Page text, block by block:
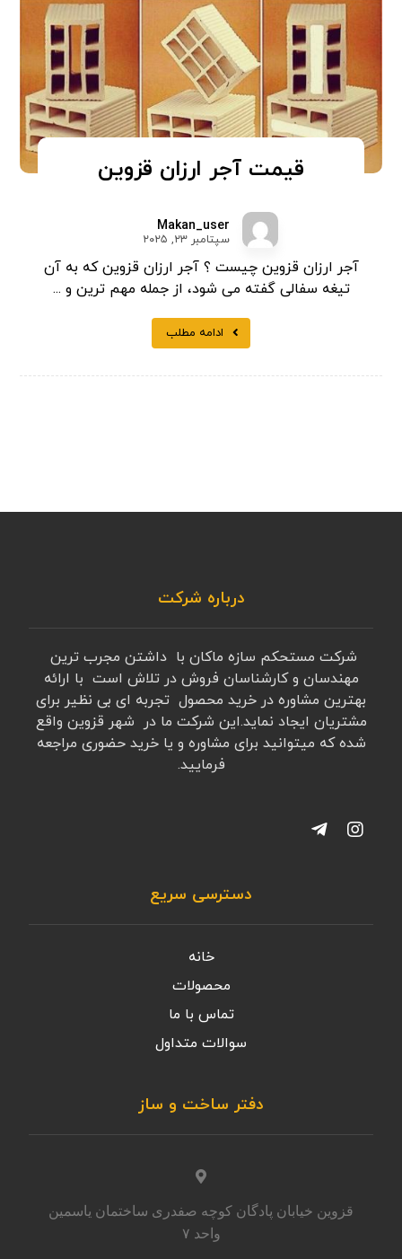
قیمت آجر ارزان قزوین
Makan_user
سپتامبر ۲۳, ۲۰۲۵
آجر ارزان قزوین چیست ؟ آجر ارزان قزوین که به آن
تیغه سفالی گفته می شود، از جمله مهم ترین و ...
ادامه مطلب
درباره شرکت
شرکت مستحکم سازه ماکان با داشتن مجرب ترین
مهندسان و کارشناسان فروش در تلاش است با ارائه
بهترین مشاوره در خرید محصول تجربه ای بی نظیر برای
مشتریان ایجاد نماید.این شرکت ما در شهر قزوین واقع
شده که میتوانید برای مشاوره و یا خرید حضوری مراجعه
فرمایید.
دسترسی سریع
خانه
محصولات
تماس با ما
سوالات متداول
دفتر ساخت و ساز
قزوین خیابان پادگان کوچه صفدری ساختمان یاسمین
واحد ۷